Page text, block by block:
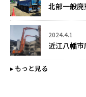
北部一般
2024.4.1
近江八幡
もっと見る